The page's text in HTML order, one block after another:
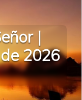
|
2026